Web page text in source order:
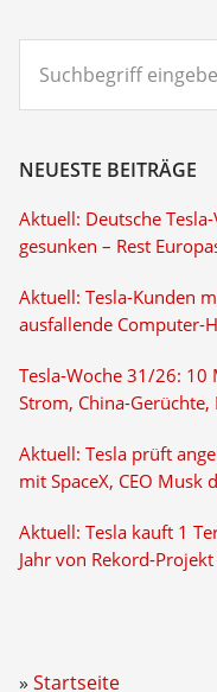
eingeben...
NEUESTE BEITRÄGE
Aktuell: Deutsche
gesunken – Rest
Aktuell: Tesla-Kunden
ausfallende Computer-
Tesla-Woche 31/26: 10
Strom, China-Gerüchte,
Aktuell: Tesla prüft
mit SpaceX, CEO Musk
Aktuell: Tesla kauft 1
Jahr von Rekord-
Startseite